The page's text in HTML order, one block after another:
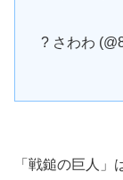
? さわわ
「戦鎚の巨人